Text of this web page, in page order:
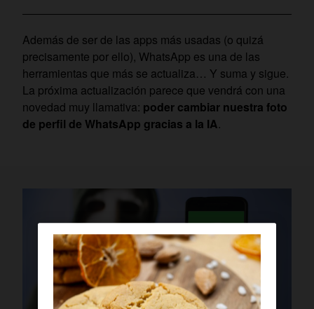
Además de ser de las apps más usadas (o quizá
precisamente por ello), WhatsApp es una de las
herramientas que más se actualiza… Y suma y sigue.
La próxima actualización parece que vendrá con una
novedad muy llamativa: poder cambiar nuestra foto
de perfil de WhatsApp gracias a la IA.